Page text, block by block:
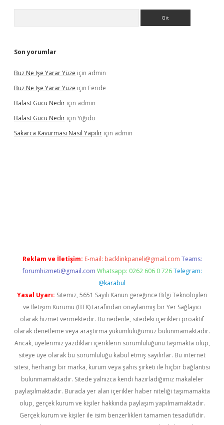
Son yorumlar
Buz Ne Işe Yarar Yüze için admin
Buz Ne Işe Yarar Yüze için Feride
Balast Gücü Nedir için admin
Balast Gücü Nedir için Yiğido
Sakarca Kavurması Nasıl Yapılır için admin
Reklam ve İletişim: E-mail: backlinkpaneli@gmail.com Teams:
forumhizmeti@gmail.com Whatsapp: 0262 606 0 726 Telegram:
@karabul
Yasal Uyarı: Sitemiz, 5651 Sayılı Kanun gereğince Bilgi Teknolojileri
ve İletişim Kurumu (BTK) tarafından onaylanmış bir Yer Sağlayıcı
olarak hizmet vermektedir. Bu nedenle, sitedeki içerikleri proaktif
olarak denetleme veya araştırma yükümlülüğümüz bulunmamaktadır.
Ancak, üyelerimiz yazdıkları içeriklerin sorumluluğunu taşımakta olup,
siteye üye olarak bu sorumluluğu kabul etmiş sayılırlar. Bu internet
sitesi, herhangi bir marka, kurum veya şahıs şirketi ile hiçbir bağlantısı
bulunmamaktadır. Sitede yalnızca kendi hazırladığımız makaleler
paylaşılmaktadır. Burada yer alan içerikler haber niteliği taşımamakta
olup, gerçek kurum ve kişiler hakkında paylaşım yapılmamaktadır.
Gerçek kurum ve kişiler ile isim benzerlikleri tamamen tesadüfidir.